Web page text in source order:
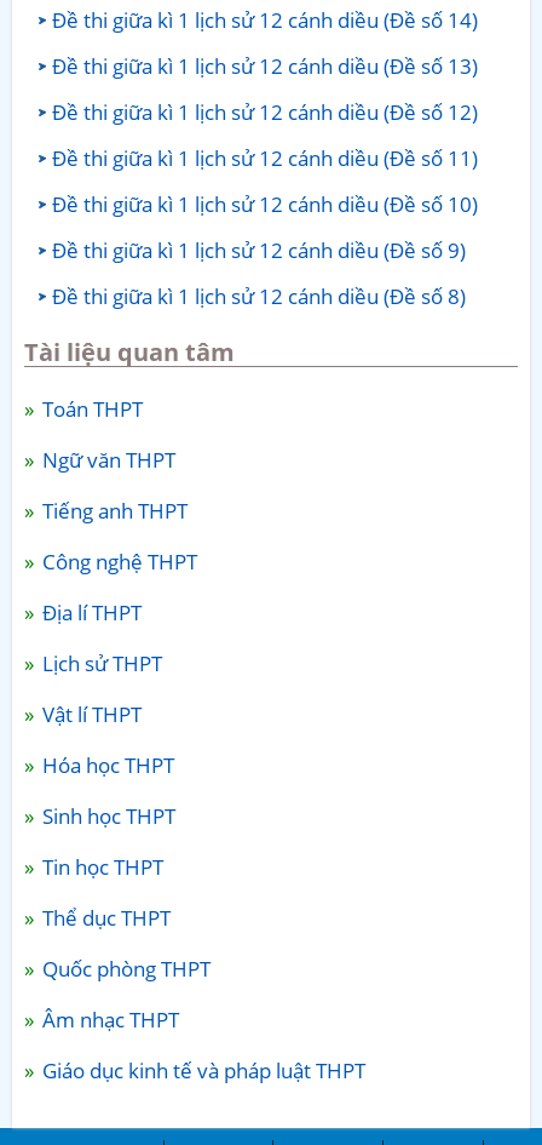
Đề thi giữa kì 1 lịch sử 12 cánh diều (Đề số 14)
Đề thi giữa kì 1 lịch sử 12 cánh diều (Đề số 13)
Đề thi giữa kì 1 lịch sử 12 cánh diều (Đề số 12)
Đề thi giữa kì 1 lịch sử 12 cánh diều (Đề số 11)
Đề thi giữa kì 1 lịch sử 12 cánh diều (Đề số 10)
Đề thi giữa kì 1 lịch sử 12 cánh diều (Đề số 9)
Đề thi giữa kì 1 lịch sử 12 cánh diều (Đề số 8)
Tài liệu quan tâm
Toán THPT
Ngữ văn THPT
Tiếng anh THPT
Công nghệ THPT
Địa lí THPT
Lịch sử THPT
Vật lí THPT
Hóa học THPT
Sinh học THPT
Tin học THPT
Thể dục THPT
Quốc phòng THPT
Âm nhạc THPT
Giáo dục kinh tế và pháp luật THPT